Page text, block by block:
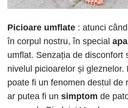
Picioare umflate : atunci
în corpul nostru, în special apa
umflat. Senzația de disconfort
nivelul picioarelor și gleznelor.
poate fi un fenomen destul de
ar putea fi un simptom de